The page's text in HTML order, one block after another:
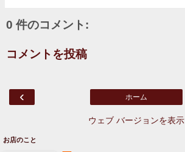
0 件のコメント:
コメントを投稿
‹ ホーム
ウェブ バージョンを表示
お店のこと